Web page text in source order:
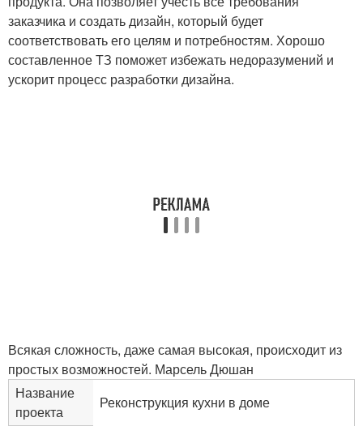
заказчика и создать дизайн, который будет
соответствовать его целям и потребностям. Хорошо
составленное ТЗ поможет избежать недоразумений и
ускорит процесс разработки дизайна.
Всякая сложность, даже самая высокая, происходит из
простых возможностей. Марсель Дюшан
Название
проекта
Реконструкция кухни в доме